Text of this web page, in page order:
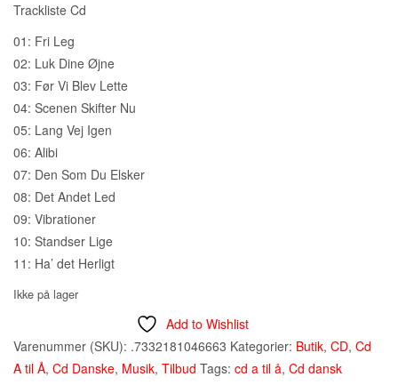
var:
109,95 kr..
Trackliste Cd
01: Fri Leg
02: Luk Dine Øjne
03: Før Vi Blev Lette
04: Scenen Skifter Nu
05: Lang Vej Igen
06: Alibi
07: Den Som Du Elsker
08: Det Andet Led
09: Vibrationer
10: Standser Lige
11: Ha’ det Herligt
Ikke på lager
Add to Wishlist
Varenummer (SKU): .7332181046663 Kategorier: Butik, CD, Cd
A til Å, Cd Danske, Musik, Tilbud Tags: cd a til å, Cd dansk